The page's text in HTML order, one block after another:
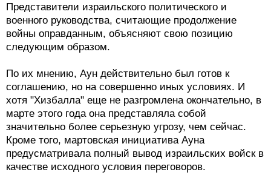
Представители израильского политического и
военного руководства, считающие продолжение
войны оправданным, объясняют свою позицию
следующим образом.
По их мнению, Аун действительно был готов к
соглашению, но на совершенно иных условиях. И
хотя "Хизбалла" еще не разгромлена окончательно, в
марте этого года она представляла собой
значительно более серьезную угрозу, чем сейчас.
Кроме того, мартовская инициатива Ауна
предусматривала полный вывод израильских войск в
качестве исходного условия переговоров.